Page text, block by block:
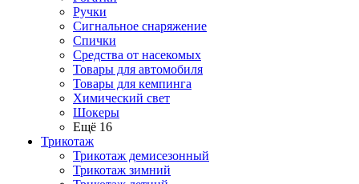
Ручки
Сигнальное снаряжение
Спички
Средства от насекомых
Товары для автомобиля
Товары для кемпинга
Химический свет
Шокеры
Ещё 16
Трикотаж
Трикотаж демисезонный
Трикотаж зимний